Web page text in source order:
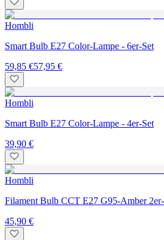
Hombli
Smart Bulb E27 Color-Lampe - 6er-Set
59,85 €57,95 €
Hombli
Smart Bulb E27 Color-Lampe - 4er-Set
39,90 €
Hombli
Filament Bulb CCT E27 G95-Amber
45,90 €